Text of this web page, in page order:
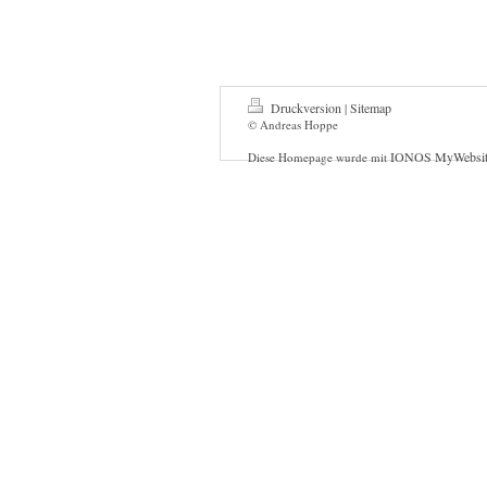
Druckversion | Sitemap
© Andreas Hoppe
Diese Homepage wurde mitIONOS